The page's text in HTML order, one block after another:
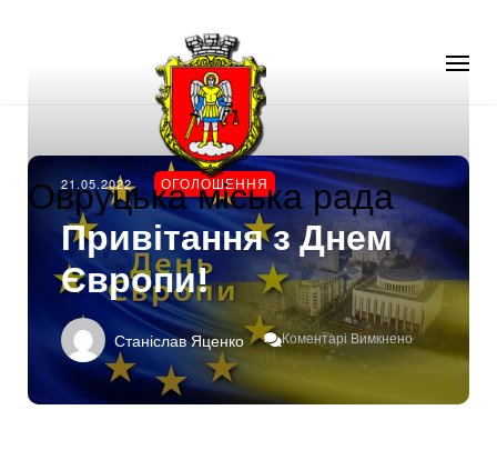
Овруцька міська рада
21.05.2022 ОГОЛОШЕННЯ
Привітання з Днем
Європи!
Станіслав Яценко Коментарі Вимкнено
До
Привітання